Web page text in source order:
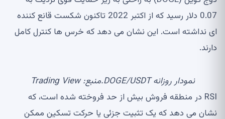
0.07 دلار رسید که از اکتبر 2022 تاکنون شکست قانع کننده
ای نداشته است. این نشان می دهد که خرس ها کنترل کامل
دارند.
نمودار روزانه DOGE/USDT.منبع: Trading View
RSI در منطقه فروش بیش از حد فروخته شده است، که
نشان می دهد که یک تثبیت جزئی یا حرکت تسکین ممکن